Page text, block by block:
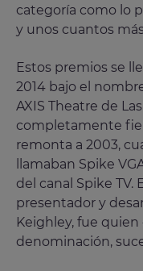
categoría como lo
y unos cuantos
Estos premios se
2014 bajo el
AXIS Theatre de
completamente
remonta a 2003,
llamaban Spike
del canal Spike TV.
presentador y
Keighley, fue
denominación,